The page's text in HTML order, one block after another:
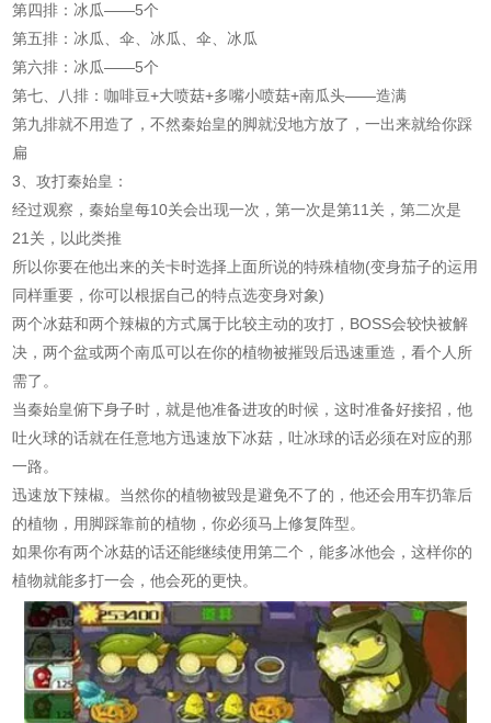
第四排：冰瓜——5个
第五排：冰瓜、伞、冰瓜、伞、冰瓜
第六排：冰瓜——5个
第七、八排：咖啡豆+大喷菇+多嘴小喷菇+南瓜头——造满
第九排就不用造了，不然秦始皇的脚就没地方放了，一出来就给你踩
扁
3、攻打秦始皇：
经过观察，秦始皇每10关会出现一次，第一次是第11关，第二次是
21关，以此类推
所以你要在他出来的关卡时选择上面所说的特殊植物(变身茄子的运用
同样重要，你可以根据自己的特点选变身对象)
两个冰菇和两个辣椒的方式属于比较主动的攻打，BOSS会较快被解
决，两个盆或两个南瓜可以在你的植物被摧毁后迅速重造，看个人所
需了。
当秦始皇俯下身子时，就是他准备进攻的时候，这时准备好接招，他
吐火球的话就在任意地方迅速放下冰菇，吐冰球的话必须在对应的那
一路。
迅速放下辣椒。当然你的植物被毁是避免不了的，他还会用车扔靠后
的植物，用脚踩靠前的植物，你必须马上修复阵型。
如果你有两个冰菇的话还能继续使用第二个，能多冰他会，这样你的
植物就能多打一会，他会死的更快。